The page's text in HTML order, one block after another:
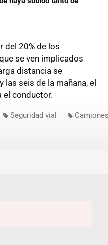
del 20% de los
se ven implicados
distancia se
seis de la mañana, el
el conductor.
Seguridad vial